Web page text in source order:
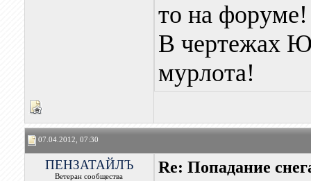
то на форуме!
В чертежах
мурлота!
07.04.2012, 07:30
ПЕНЗАТАЙЛЪ
Ветеран сообщества
Re: Попадание